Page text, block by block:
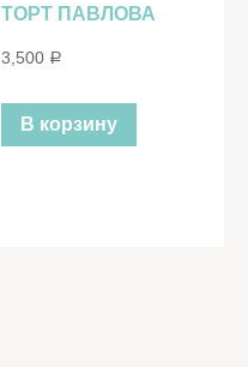
ТОРТ ПАВЛОВА
3,500 Р
В корзину